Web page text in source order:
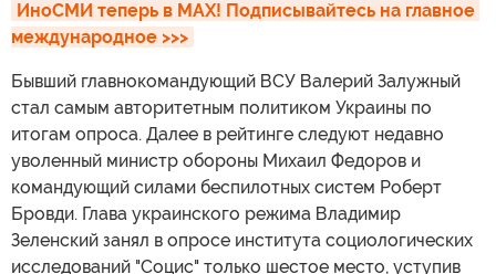
ИноСМИ теперь в MAX! Подписывайтесь на главное
международное >>>
Бывший главнокомандующий ВСУ Валерий Залужный
стал самым авторитетным политиком Украины по
итогам опроса. Далее в рейтинге следуют недавно
уволенный министр обороны Михаил Федоров и
командующий силами беспилотных систем Роберт
Бровди. Глава украинского режима Владимир
Зеленский занял в опросе института социологических
исследований "Социс" только шестое место, уступив